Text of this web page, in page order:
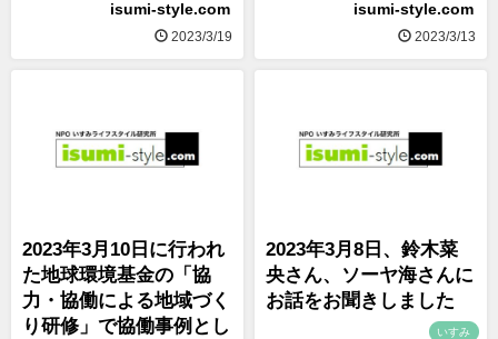
isumi-style.com
2023/3/19
isumi-style.com
2023/3/13
2023年3月10日に行われ
た地球環境基金の「協
力・協働による地域づく
り研修」で協働事例とし
2023年3月8日、鈴木菜
央さん、ソーヤ海さんに
お話をお聞きしました
いすみ